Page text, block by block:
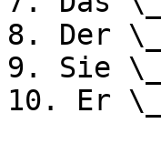
8. Der
9. Sie
10. Er